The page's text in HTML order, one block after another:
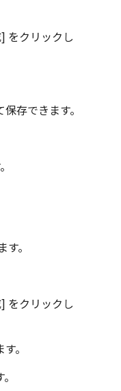
をクリックし
存できます。
。
をクリックし
。